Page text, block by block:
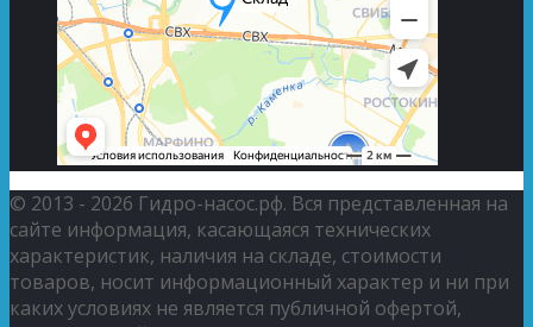
© 2013 - 2026 Гидро-насос.рф. Вся представленная на
сайте информация, касающаяся технических
характеристик, наличия на складе, стоимости
товаров, носит информационный характер и ни при
каких условиях не является публичной офертой,